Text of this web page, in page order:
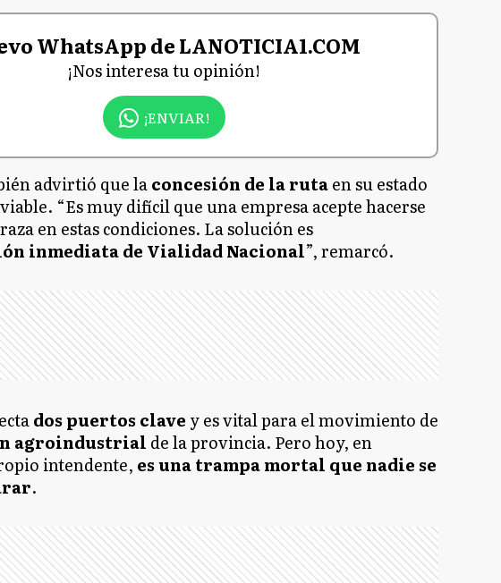
WhatsApp de LANOTICIA1.COM
¡Nos interesa tu opinión!
¡ENVIAR!
advirtió que laconcesión de la rutaen su estado
“Es muy difícil que una empresa acepte hacerse
en estas condiciones. La solución es
inmediata de Vialidad Nacional”, remarcó.
dos puertos clave y es vital para el movimiento de
agroindustrial de la provincia. Pero hoy, en
intendente, es una trampa mortal que nadie se
.